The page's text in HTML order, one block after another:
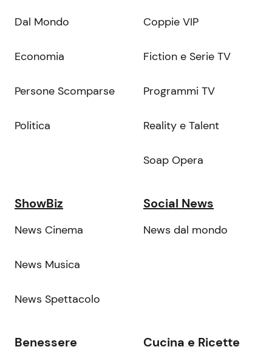
Dal Mondo
Economia
Persone Scomparse
Politica
Coppie VIP
Fiction e Serie TV
Programmi TV
Reality e Talent
Soap Opera
ShowBiz
News Cinema
News Musica
News Spettacolo
Social News
News dal mondo
Benessere Cucina e Ricette